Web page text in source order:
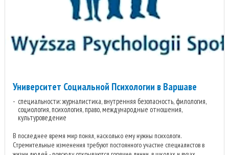
Университет Социальной Психологии в Варшаве
специальности: журналистика, внутренняя безопасность, филология,
социология, психология, право, международные отношения,
культуроведение
В последнее время мир понял, насколько ему нужны психологи.
Стремительные изменения требуют постоянного участие специалистов в